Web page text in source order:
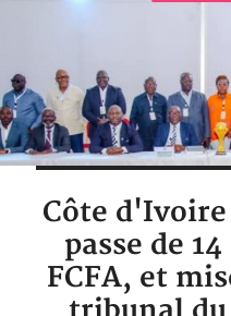
Côte
passe de
FCFA, et